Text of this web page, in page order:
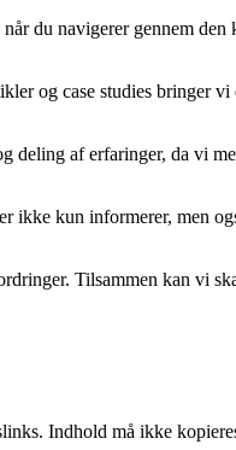
du navigerer gennem
og case studies bringer vi
af erfaringer, da vi
ikke kun informerer, men
Tilsammen kan vi
Indhold må ikke